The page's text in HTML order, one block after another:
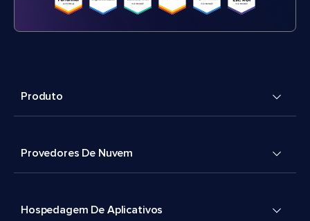
Produto
Provedores De Nuvem
Hospedagem De Aplicativos